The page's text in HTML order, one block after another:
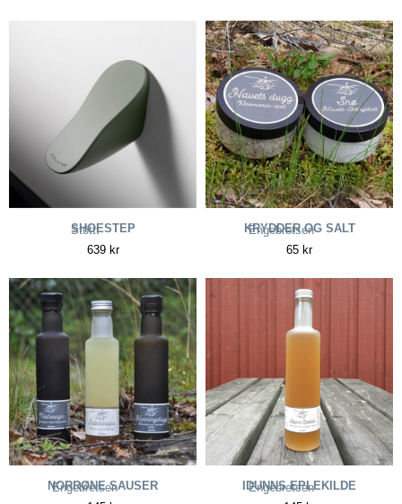
SHOESTEP
639 kr
Stöttt
KRYDDER OG SALT
65 kr
Engebretsen
NORRØNE SAUSER
Engebretsen
IDUNNS EPLEKILDE
Engebretsen